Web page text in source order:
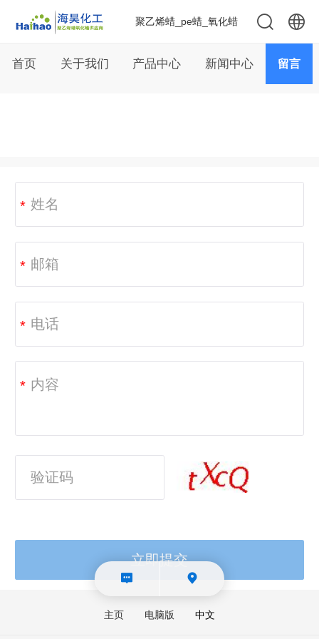
聚乙烯蜡_pe蜡_氧化蜡
中文
首页 关于我们 产品中心 新闻中心 留言
*
*
*
*
主页 电脑版 中文